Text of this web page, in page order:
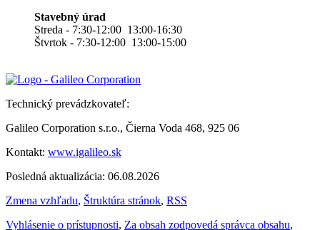
Stavebný úrad
Streda - 7:30-12:00 13:00-16:30
Štvrtok - 7:30-12:00 13:00-15:00
Technický prevádzkovateľ:
Galileo Corporation s.r.o., Čierna Voda 468, 925 06
Kontakt: www.igalileo.sk
Posledná aktualizácia: 06.08.2026
Zmena vzhľadu, Štruktúra stránok, RSS
Vyhlásenie o prístupnosti, Za obsah zodpovedá správca obsahu,